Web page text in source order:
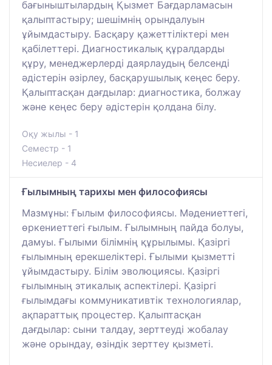
бағыныштылардың Қызмет Бағдарламасын
қалыптастыру; шешімнің орындалуын
ұйымдастыру. Басқару қажеттіліктері мен
қабілеттері. Диагностикалық құралдарды
құру, менеджерлерді даярлаудың белсенді
әдістерін әзірлеу, басқарушылық кеңес беру.
Қалыптасқан дағдылар: диагностика, болжау
және кеңес беру әдістерін қолдана білу.
Оқу жылы - 1
Семестр - 1
Несиелер - 4
Ғылымның тарихы мен философиясы
Мазмұны: Ғылым философиясы. Мәдениеттегі,
өркениеттегі ғылым. Ғылымның пайда болуы,
дамуы. Ғылыми білімнің құрылымы. Қазіргі
ғылымның ерекшеліктері. Ғылыми қызметті
ұйымдастыру. Білім эволюциясы. Қазіргі
ғылымның этикалық аспектілері. Қазіргі
ғылымдағы коммуникативтік технологиялар,
ақпараттық процестер. Қалыптасқан
дағдылар: сыни талдау, зерттеуді жобалау
және орындау, өзіндік зерттеу қызметі.